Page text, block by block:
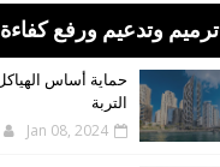
ترميم وتدعيم ورفع
حماية أساس
التربة
Jan 08, 2024